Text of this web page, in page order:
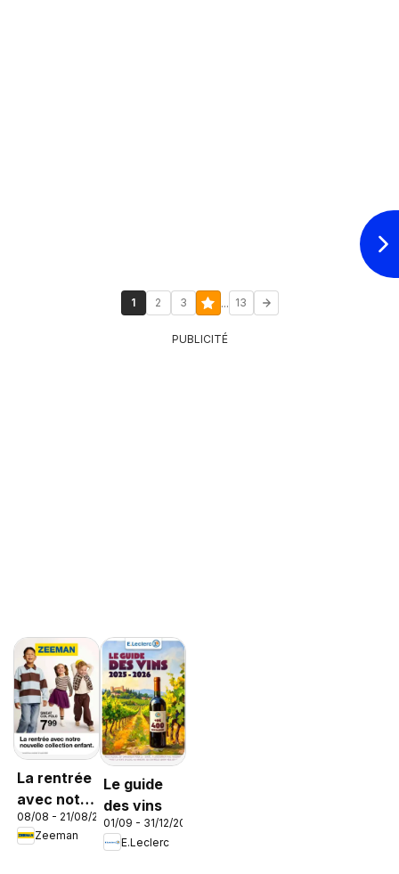
1 2 3 ... 13
PUBLICITÉ
La rentrée
avec notre
nouvelle
collection
08/08 - 21/08/2026
Zeeman
Le guide
des vins
01/09 - 31/12/2026
E.Leclerc